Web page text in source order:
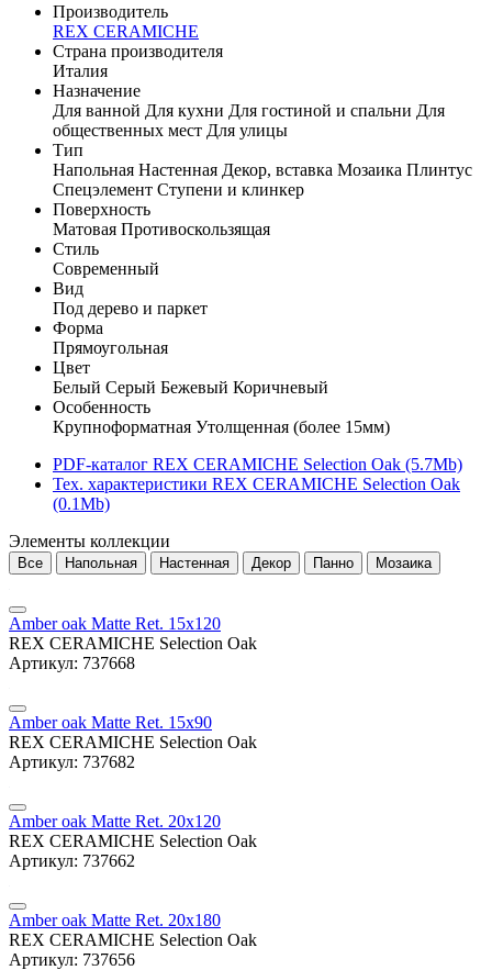
Производитель
REX CERAMICHE
Страна производителя
Италия
Назначение
Для ванной Для кухни Для гостиной и спальни Для
общественных мест Для улицы
Тип
Напольная Настенная Декор, вставка Мозаика Плинтус
Спецэлемент Ступени и клинкер
Поверхность
Матовая Противоскользящая
Стиль
Современный
Вид
Под дерево и паркет
Форма
Прямоугольная
Цвет
Белый Серый Бежевый Коричневый
Особенность
Крупноформатная Утолщенная (более 15мм)
PDF-каталог REX CERAMICHE Selection Oak (5.7Mb)
Тех. характеристики REX CERAMICHE Selection Oak
(0.1Mb)
Элементы коллекции
Все Напольная Настенная Декор Панно Мозаика
Amber oak Matte Ret. 15x120
REX CERAMICHE Selection Oak
Артикул: 737668
Amber oak Matte Ret. 15x90
REX CERAMICHE Selection Oak
Артикул: 737682
Amber oak Matte Ret. 20x120
REX CERAMICHE Selection Oak
Артикул: 737662
Amber oak Matte Ret. 20x180
REX CERAMICHE Selection Oak
Артикул: 737656